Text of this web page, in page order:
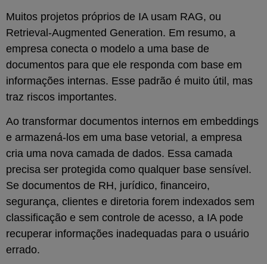
Muitos projetos próprios de IA usam RAG, ou
Retrieval-Augmented Generation. Em resumo, a
empresa conecta o modelo a uma base de
documentos para que ele responda com base em
informações internas. Esse padrão é muito útil, mas
traz riscos importantes.
Ao transformar documentos internos em embeddings
e armazená-los em uma base vetorial, a empresa
cria uma nova camada de dados. Essa camada
precisa ser protegida como qualquer base sensível.
Se documentos de RH, jurídico, financeiro,
segurança, clientes e diretoria forem indexados sem
classificação e sem controle de acesso, a IA pode
recuperar informações inadequadas para o usuário
errado.